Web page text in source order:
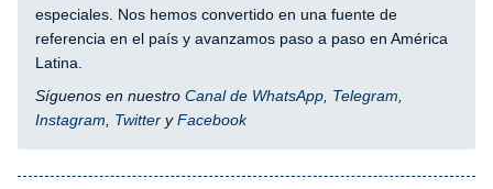
especiales. Nos hemos convertido en una fuente de
referencia en el país y avanzamos paso a paso en América
Latina.
Síguenos en nuestro Canal de WhatsApp Telegram
Instagram
Twitter yFacebook